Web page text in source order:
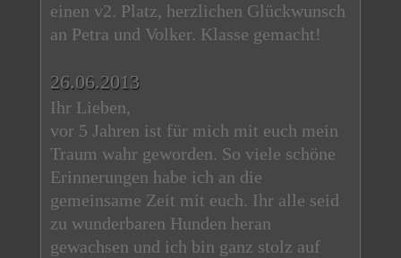
einen v2. Platz, herzlichen Glückwunsch
an Petra und Volker. Klasse gemacht!
26.06.2013
Ihr Lieben,
vor 5 Jahren ist für mich mit euch mein
Traum wahr geworden. So viele schöne
Erinnerungen habe ich an die
gemeinsame Zeit mit euch. Ihr alle seid
zu wunderbaren Hunden heran
gewachsen und ich bin ganz stolz auf